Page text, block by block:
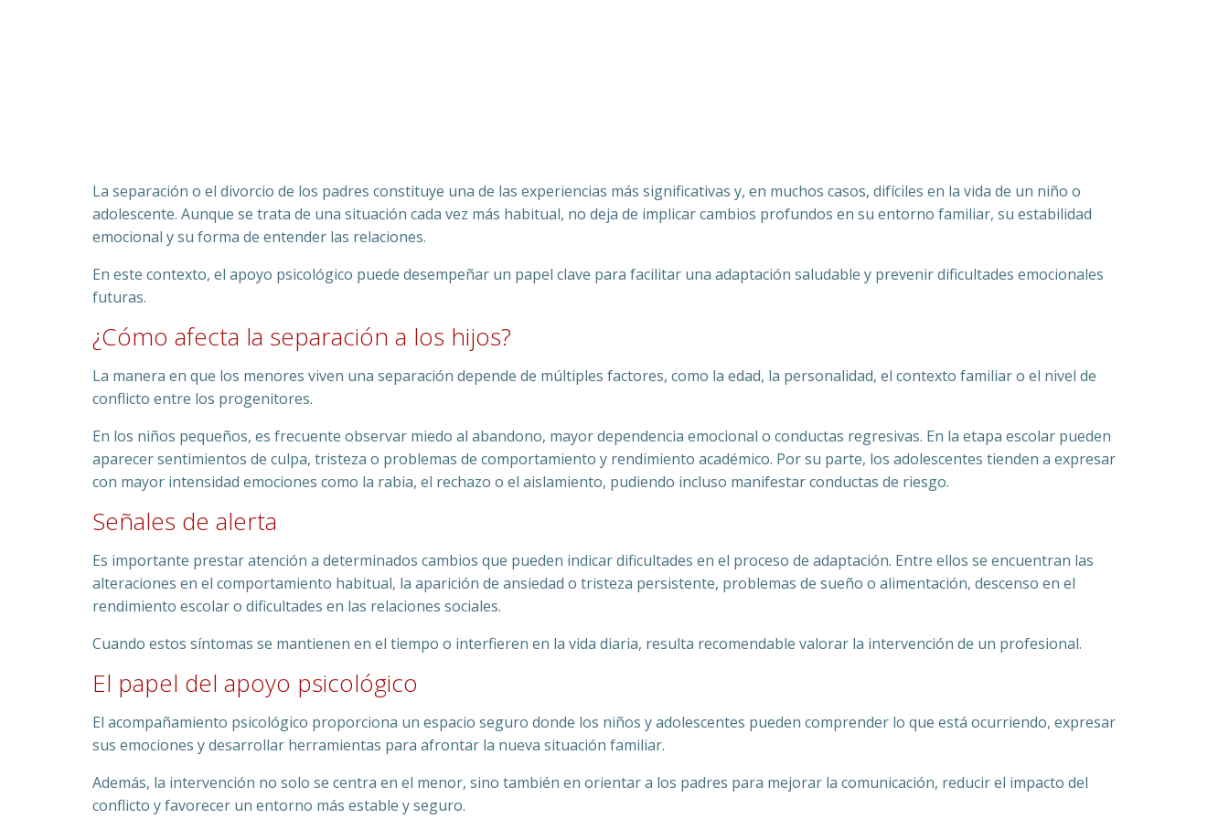
La separación o el divorcio de los padres constituye una de las experiencias más significativas y, en muchos casos, difíciles en la vida de un niño o
adolescente. Aunque se trata de una situación cada vez más habitual, no deja de implicar cambios profundos en su entorno familiar, su estabilidad
emocional y su forma de entender las relaciones.
En este contexto, el apoyo psicológico puede desempeñar un papel clave para facilitar una adaptación saludable y prevenir dificultades emocionales
futuras.
¿Cómo afecta la separación a los hijos?
La manera en que los menores viven una separación depende de múltiples factores, como la edad, la personalidad, el contexto familiar o el nivel de
conflicto entre los progenitores.
En los niños pequeños, es frecuente observar miedo al abandono, mayor dependencia emocional o conductas regresivas. En la etapa escolar pueden
aparecer sentimientos de culpa, tristeza o problemas de comportamiento y rendimiento académico. Por su parte, los adolescentes tienden a expresar
con mayor intensidad emociones como la rabia, el rechazo o el aislamiento, pudiendo incluso manifestar conductas de riesgo.
Señales de alerta
Es importante prestar atención a determinados cambios que pueden indicar dificultades en el proceso de adaptación. Entre ellos se encuentran las
alteraciones en el comportamiento habitual, la aparición de ansiedad o tristeza persistente, problemas de sueño o alimentación, descenso en el
rendimiento escolar o dificultades en las relaciones sociales.
Cuando estos síntomas se mantienen en el tiempo o interfieren en la vida diaria, resulta recomendable valorar la intervención de un profesional.
El papel del apoyo psicológico
El acompañamiento psicológico proporciona un espacio seguro donde los niños y adolescentes pueden comprender lo que está ocurriendo, expresar
sus emociones y desarrollar herramientas para afrontar la nueva situación familiar.
Además, la intervención no solo se centra en el menor, sino también en orientar a los padres para mejorar la comunicación, reducir el impacto del
conflicto y favorecer un entorno más estable y seguro.